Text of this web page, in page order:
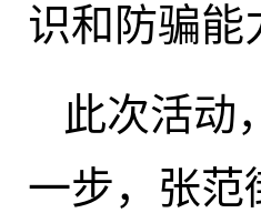
识和防骗能
此次活动
一步，张范